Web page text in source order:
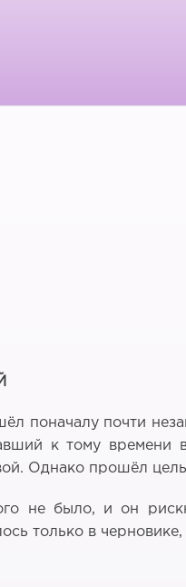
поначалу почти
к тому времени
Однако прошёл
не было, и он
только в